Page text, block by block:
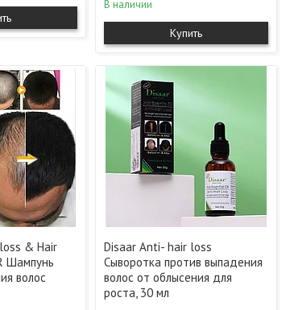
В наличии
Купить
& Hair
Шампунь
волос
Disaar Anti- hair loss
Сыворотка против выпадения
волос от облысения для
роста, 30 мл